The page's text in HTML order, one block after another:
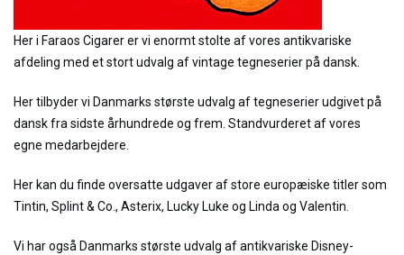
Her i Faraos Cigarer er vi enormt stolte af vores antikvariske
afdeling med et stort udvalg af vintage tegneserier på dansk.
Her tilbyder vi Danmarks største udvalg af tegneserier udgivet på
dansk fra sidste århundrede og frem. Standvurderet af vores
egne medarbejdere.
Her kan du finde oversatte udgaver af store europæiske titler som
Tintin, Splint & Co., Asterix, Lucky Luke og Linda og Valentin.
Vi har også Danmarks største udvalg af antikvariske Disney-